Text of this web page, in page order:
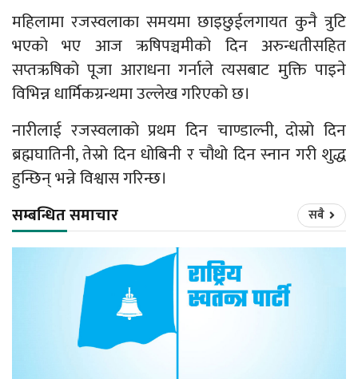
महिलामा रजस्वलाका समयमा छाइछुईलगायत कुनै त्रुटि
भएको भए आज ऋषिपञ्चमीको दिन अरुन्धतीसहित
सप्तऋषिको पूजा आराधना गर्नाले त्यसबाट मुक्ति पाइने
विभिन्न धार्मिकग्रन्थमा उल्लेख गरिएको छ।
नारीलाई रजस्वलाको प्रथम दिन चाण्डाल्नी, दोस्रो दिन
ब्रह्मघातिनी, तेस्रो दिन धोबिनी र चौथो दिन स्नान गरी शुद्ध
हुन्छिन् भन्ने विश्वास गरिन्छ।
सम्बन्धित समाचार सबै